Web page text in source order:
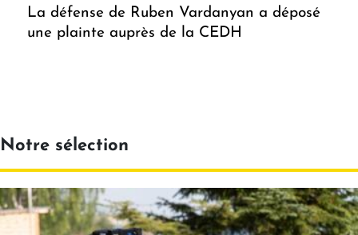
La défense de Ruben Vardanyan a déposé
une plainte auprès de la CEDH
Notre sélection